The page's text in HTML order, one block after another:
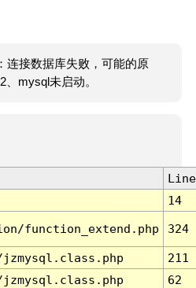
连接数据库失败，可能的原
mysql未启动。
Line
14
function_extend.php 324
211
62